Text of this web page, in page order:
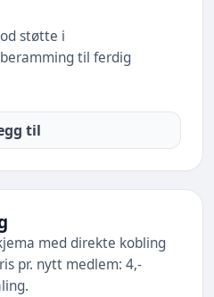
støtte i
til ferdig
til
med direkte kobling
pr. nytt medlem: 4,-